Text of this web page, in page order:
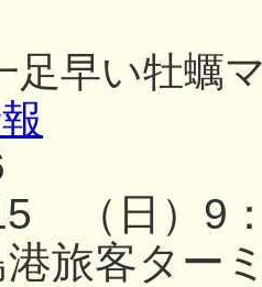
足早い牡蠣
（日）9
旅客ター